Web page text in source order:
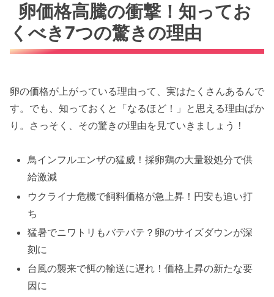
卵価格高騰の衝撃！知ってお
くべき7つの驚きの理由
卵の価格が上がっている理由って、実はたくさんあるんで
す。でも、知っておくと「なるほど！」と思える理由ばか
り。さっそく、その驚きの理由を見ていきましょう！
鳥インフルエンザの猛威！採卵鶏の大量殺処分で供
給激減
ウクライナ危機で飼料価格が急上昇！円安も追い打
ち
猛暑でニワトリもバテバテ？卵のサイズダウンが深
刻に
台風の襲来で餌の輸送に遅れ！価格上昇の新たな要
因に